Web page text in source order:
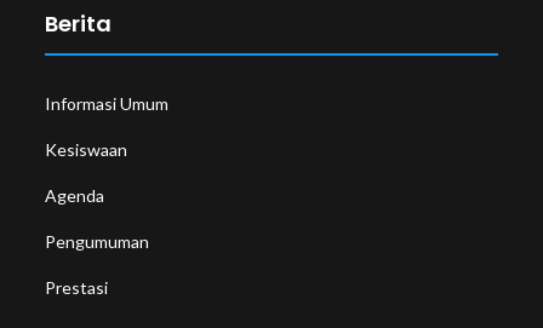
Berita
Informasi Umum
Kesiswaan
Agenda
Pengumuman
Prestasi